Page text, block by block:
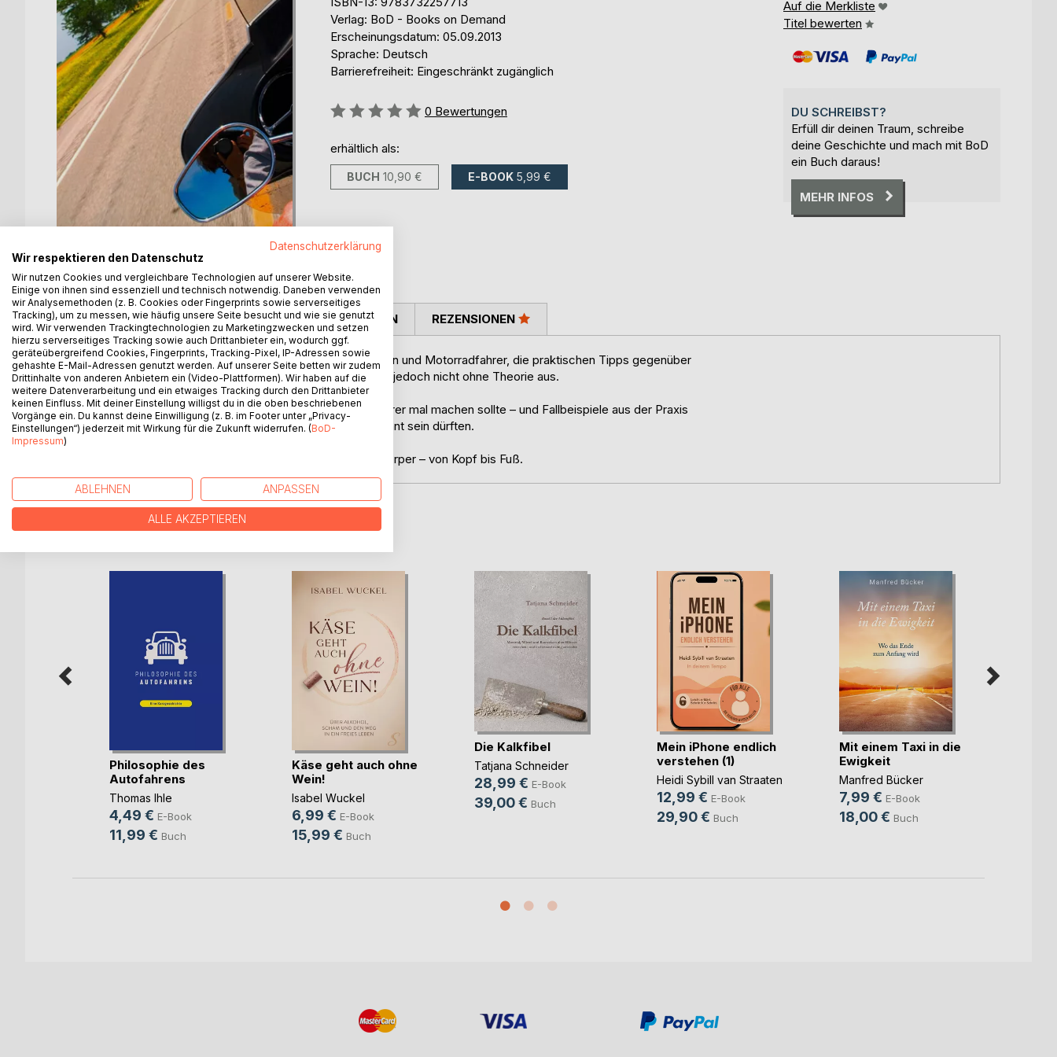
Verlag: BoD - Books on Demand
Erscheinungsdatum: 05.09.2013
Sprache: Deutsch
Barrierefreiheit: Eingeschränkt zugänglich
Bewertung::
0 Bewertungen
erhältlich als:
BUCH 10,90 € E-BOOK 5,99 €
Auf die Merkliste
Titel bewerten
DU SCHREIBST?
Erfüll dir deinen Traum, schreibe
deine Geschichte und mach mit BoD
ein Buch daraus!
MEHR INFOS
BESCHREIBUNG
„MOTORRADFAHREN“ richtet sich an Motorradfahrerinnen und Motorradfahrer, die praktischen Tipps gegenüber
aufgeschlossen sind. Einige technische Abläufe kommen jedoch nicht ohne Theorie aus.
Die Broschüre beinhaltet Übungen, die jeder Motorradfahrer mal machen sollte – und Fallbeispiele aus der Praxis
beschreiben Situationen, die jedem Motorradfahrer bekannt sein dürften.
Die einzelnen Kapitel orientieren sich am menschlichen Körper – von Kopf bis Fuß.
AUTOR/IN PRESSESTIMMEN REZENSIONEN
WEITERE TITEL BEIBoD
Philosophie des
Autofahrens
Thomas Ihle
4,49 € E-Book
11,99 € Buch
Käse geht auch ohne
Wein!
Isabel Wuckel
6,99 € E-Book
15,99 € Buch
Die Kalkfibel
Tatjana Schneider
28,99 € E-Book
39,00 € Buch
Mein iPhone endlich
verstehen (1)
Heidi Sybill van Straaten
12,99 € E-Book
29,90 € Buch
Mit einem Taxi in die
Ewigkeit
Manfred Bücker
7,99 € E-Book
18,00 € Buch
Datenschutzerklärung
Wir respektieren den Datenschutz
Wir nutzen Cookies und vergleichbare Technologien auf unserer Website.
Einige von ihnen sind essenziell und technisch notwendig. Daneben verwenden
wir Analysemethoden (z. B. Cookies oder Fingerprints sowie serverseitiges
Tracking), um zu messen, wie häufig unsere Seite besucht und wie sie genutzt
wird. Wir verwenden Trackingtechnologien zu Marketingzwecken und setzen
hierzu serverseitiges Tracking sowie auch Drittanbieter ein, wodurch ggf.
geräteübergreifend Cookies, Fingerprints, Tracking-Pixel, IP-Adressen sowie
gehashte E-Mail-Adressen genutzt werden. Auf unserer Seite betten wir zudem
Drittinhalte von anderen Anbietern ein (Video-Plattformen). Wir haben auf die
weitere Datenverarbeitung und ein etwaiges Tracking durch den Drittanbieter
keinen Einfluss. Mit deiner Einstellung willigst du in die oben beschriebenen
Vorgänge ein. Du kannst deine Einwilligung (z. B. im Footer unter „Privacy-
Einstellungen“) jederzeit mit Wirkung für die Zukunft widerrufen. (BoD-
Impressum)
ABLEHNEN ANPASSEN
ALLE AKZEPTIEREN